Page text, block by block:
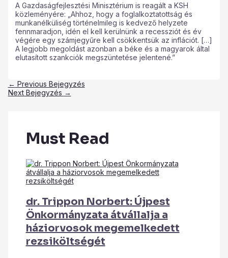
A Gazdaságfejlesztési Minisztérium is reagált a KSH
közleményére: „Ahhoz, hogy a foglalkoztatottság és
munkanélküliség történelmileg is kedvező helyzete
fennmaradjon, idén el kell kerülnünk a recessziót és év
végére egy számjegyűre kell csökkentsük az inflációt. […]
A legjobb megoldást azonban a béke és a magyarok által
elutasított szankciók megszüntetése jelentené.”
← Previous Bejegyzés
Next Bejegyzés →
Must Read
dr. Trippon Norbert: Újpest
Önkormányzata átvállalja a
háziorvosok megemelkedett
rezsiköltségét